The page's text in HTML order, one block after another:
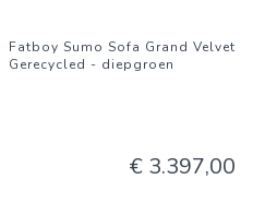
Fatboy Sumo Sofa Grand Velvet
Gerecycled - diepgroen
€ 3.397,00